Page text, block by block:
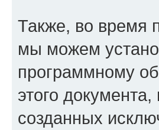
Также, во время
мы можем
программному
этого
созданных